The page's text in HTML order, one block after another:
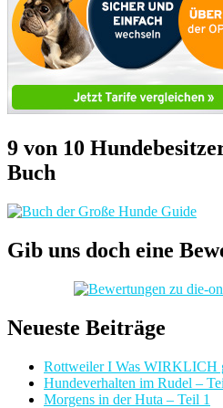
9 von 10
Buch
Gib uns doch eine
Neueste Beiträge
Rottweiler I Was WIRKLICH
Hundeverhalten im Rudel –
Morgens in der Huta – Teil 1